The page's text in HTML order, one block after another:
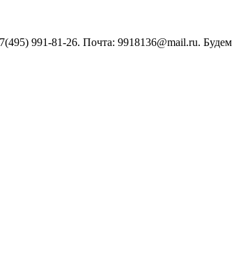
991-81-26. Почта: 9918136@mail.ru.